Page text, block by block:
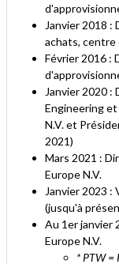
Janvier 2018 :
achats, centre
Février 2016 :
Janvier 2020
Engineering
N.V. et
2021)
Mars 2021 :
Europe N.V.
Janvier 2023 :
(jusqu'à
Au 1er janvier
Europe N.V.
* PTW =